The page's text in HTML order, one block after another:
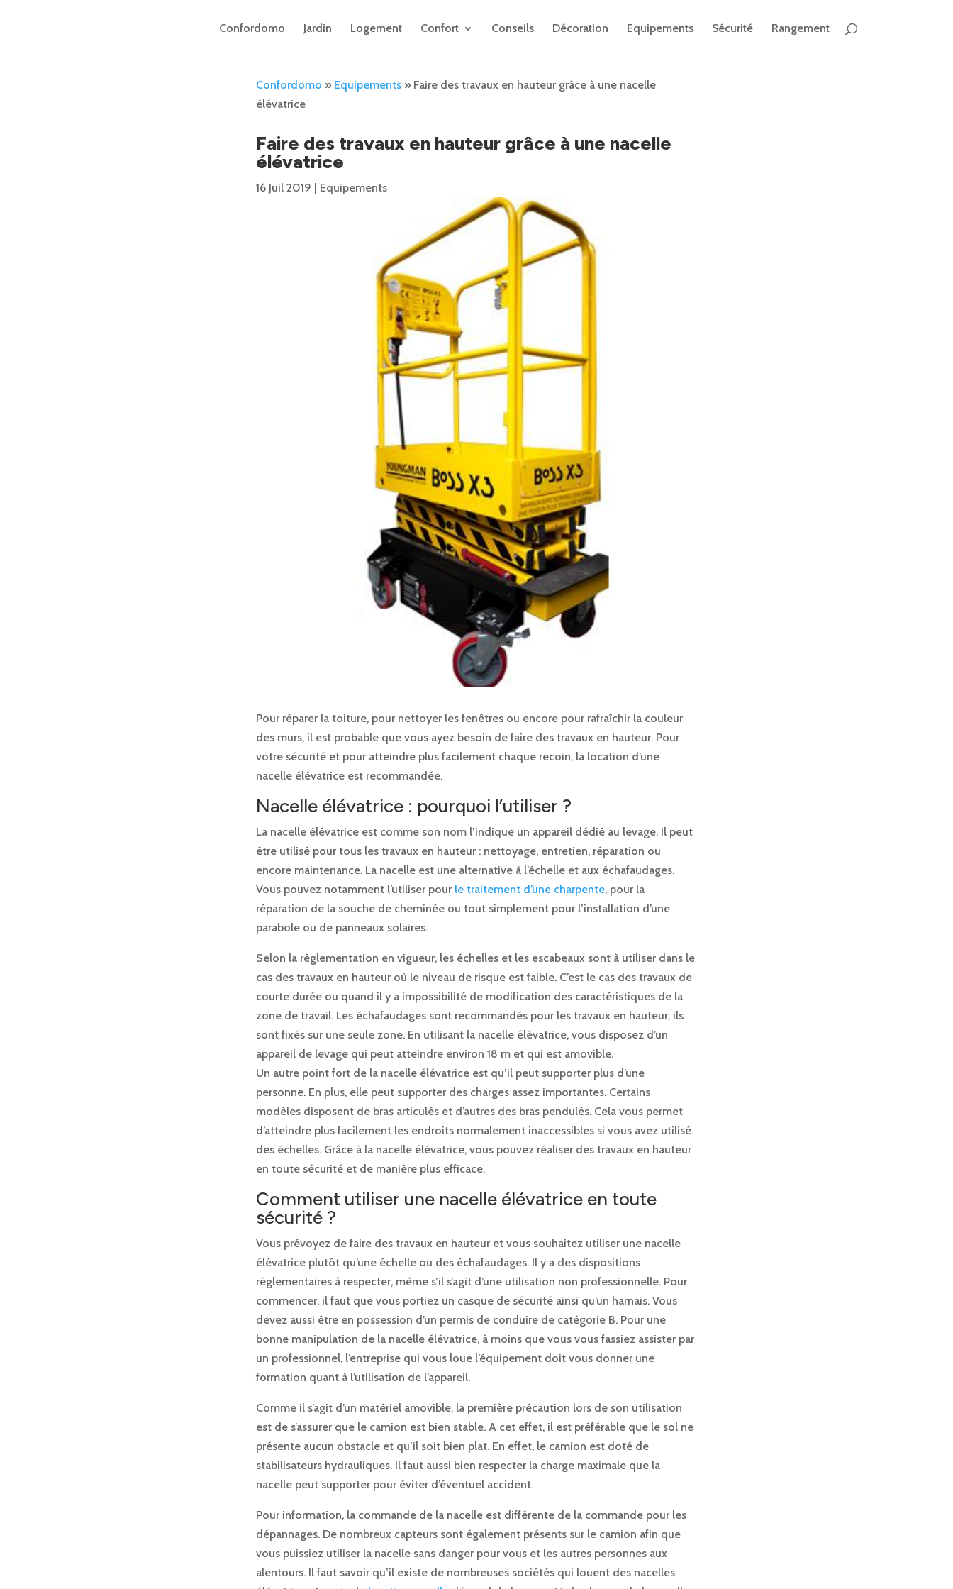
Confordomo Jardin Logement Confort Conseils Décoration Equipements Sécurité Rangement
Confordomo » Equipements » Faire des travaux en hauteur grâce à une nacelle
élévatrice
Faire des travaux en hauteur grâce à une nacelle
élévatrice
16 Juil 2019 Equipements
Pour réparer la toiture, pour nettoyer les fenêtres ou encore pour rafraîchir la couleur
des murs, il est probable que vous ayez besoin de faire des travaux en hauteur. Pour
votre sécurité et pour atteindre plus facilement chaque recoin, la location d’une
nacelle élévatrice est recommandée.
Nacelle élévatrice : pourquoi l’utiliser ?
La nacelle élévatrice est comme son nom l’indique un appareil dédié au levage. Il peut
être utilisé pour tous les travaux en hauteur : nettoyage, entretien, réparation ou
encore maintenance. La nacelle est une alternative à l’échelle et aux échafaudages.
Vous pouvez notamment l’utiliser pour le traitement d’une charpente, pour la
réparation de la souche de cheminée ou tout simplement pour l’installation d’une
parabole ou de panneaux solaires.
Selon la règlementation en vigueur, les échelles et les escabeaux sont à utiliser dans le
cas des travaux en hauteur où le niveau de risque est faible. C’est le cas des travaux de
courte durée ou quand il y a impossibilité de modification des caractéristiques de la
zone de travail. Les échafaudages sont recommandés pour les travaux en hauteur, ils
sont fixés sur une seule zone. En utilisant la nacelle élévatrice, vous disposez d’un
appareil de levage qui peut atteindre environ 18 m et qui est amovible.
Un autre point fort de la nacelle élévatrice est qu’il peut supporter plus d’une
personne. En plus, elle peut supporter des charges assez importantes. Certains
modèles disposent de bras articulés et d’autres des bras pendulés. Cela vous permet
d’atteindre plus facilement les endroits normalement inaccessibles si vous avez utilisé
des échelles. Grâce à la nacelle élévatrice, vous pouvez réaliser des travaux en hauteur
en toute sécurité et de manière plus efficace.
Comment utiliser une nacelle élévatrice en toute
sécurité ?
Vous prévoyez de faire des travaux en hauteur et vous souhaitez utiliser une nacelle
élévatrice plutôt qu’une échelle ou des échafaudages. Il y a des dispositions
règlementaires à respecter, même s’il s’agit d’une utilisation non professionnelle. Pour
commencer, il faut que vous portiez un casque de sécurité ainsi qu’un harnais. Vous
devez aussi être en possession d’un permis de conduire de catégorie B. Pour une
bonne manipulation de la nacelle élévatrice, à moins que vous vous fassiez assister par
un professionnel, l’entreprise qui vous loue l’équipement doit vous donner une
formation quant à l’utilisation de l’appareil.
Comme il s’agit d’un matériel amovible, la première précaution lors de son utilisation
est de s’assurer que le camion est bien stable. A cet effet, il est préférable que le sol ne
présente aucun obstacle et qu’il soit bien plat. En effet, le camion est doté de
stabilisateurs hydrauliques. Il faut aussi bien respecter la charge maximale que la
nacelle peut supporter pour éviter d’éventuel accident.
Pour information, la commande de la nacelle est différente de la commande pour les
dépannages. De nombreux capteurs sont également présents sur le camion afin que
vous puissiez utiliser la nacelle sans danger pour vous et les autres personnes aux
alentours. Il faut savoir qu’il existe de nombreuses sociétés qui louent des nacelles